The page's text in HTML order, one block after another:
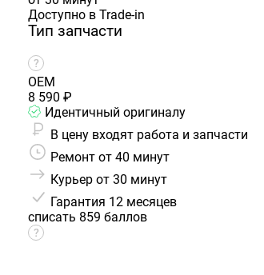
Доступно в Trade-in
Тип запчасти
OEM
8 590 ₽
Идентичный оригиналу
В цену входят работа и запчасти
Ремонт от 40 минут
Курьер от 30 минут
Гарантия 12 месяцев
списать 859 баллов